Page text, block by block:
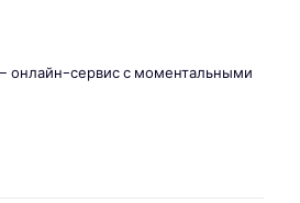
онлайн-сервис с моментальными